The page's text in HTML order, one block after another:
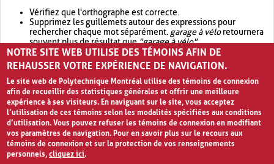
Vérifiez que l'orthographe est correcte.
Supprimez les guillemets autour des expressions pour
rechercher chaque mot séparément. garage à véloretournera
souvent plus de résultat que"garage à vélo".
Envisagez d'élargir votre recherche avec OR.garage OR vélo
retournera souvent plus de résultat quegarage à vélo
NOTRE SITE WEB UTILISE DES TÉMOINS AFIN DE
REHAUSSER VOTRE EXPÉRIENCE DE NAVIGATION.
Le site web de Polytechnique Montréal utilise des témoins de connexion
afin de recueillir des statistiques générales et offrir une meilleure
expérience à ses visiteurs. En naviguant sur le site, vous acceptez
l’utilisation de ces témoins selon les modalités spécifiées aux conditions
d’utilisation. Vous pouvez refuser les témoins de connexion en modifiant
vos paramètres de navigation. Pour en savoir plus sur le recours aux
témoins de connexion et sur la protection de vos renseignements
personnels,cliquez ici.